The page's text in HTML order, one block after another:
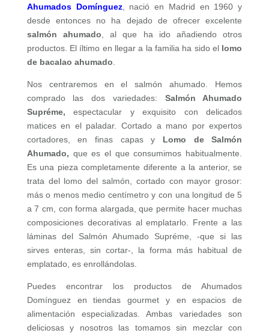
Ahumados Domínguez, nació en Madrid en 1960 y
desde entonces no ha dejado de ofrecer excelente
salmón ahumado , al que ha ido añadiendo otros
productos. El íltimo en llegar a la familia ha sido el lomo
de bacalao ahumado
Nos centraremos en el salmón ahumado. Hemos
comprado las dos variedades: Salmón Ahumado
Supréme,espectacular y exquisito con delicados
matices en el paladar. Cortado a mano por expertos
cortadores, en finas capas y Lomo de Salmón
Ahumado, que es el que consumimos habitualmente.
Es una pieza completamente diferente a la anterior, se
trata del lomo del salmón, cortado con mayor grosor:
más o menos medio centímetro y con una longitud de 5
a 7 cm, con forma alargada, que permite hacer muchas
composiciones decorativas al emplatarlo. Frente a las
láminas del Salmón Ahumado Supréme, -que si las
sirves enteras, sin cortar-, la forma más habitual de
emplatado, es enrollándolas.
Puedes encontrar los productos de Ahumados
Domínguez en tiendas gourmet y en espacios de
alimentación especializadas. Ambas variedades son
deliciosas y nosotros las tomamos sin mezclar con